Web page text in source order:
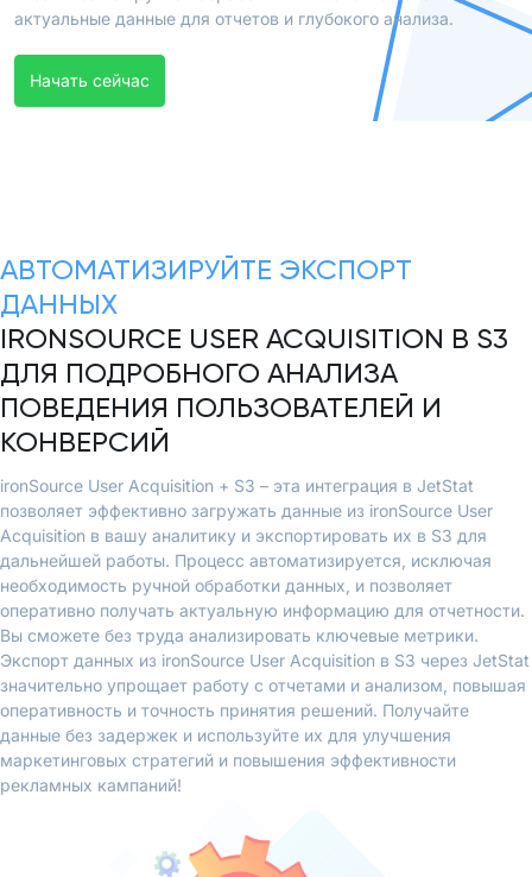
актуальные данные для отчетов и глубокого анализа.
Начать сейчас
АВТОМАТИЗИРУЙТЕ ЭКСПОРТ
ДАННЫХ
IRONSOURCE USER ACQUISITION В S3
ДЛЯ ПОДРОБНОГО АНАЛИЗА
ПОВЕДЕНИЯ ПОЛЬЗОВАТЕЛЕЙ И
КОНВЕРСИЙ
ironSource User Acquisition + S3 – эта интеграция в JetStat
позволяет эффективно загружать данные из ironSource User
Acquisition в вашу аналитику и экспортировать их в S3 для
дальнейшей работы. Процесс автоматизируется, исключая
необходимость ручной обработки данных, и позволяет
оперативно получать актуальную информацию для отчетности.
Вы сможете без труда анализировать ключевые метрики.
Экспорт данных из ironSource User Acquisition в S3 через JetStat
значительно упрощает работу с отчетами и анализом, повышая
оперативность и точность принятия решений. Получайте
данные без задержек и используйте их для улучшения
маркетинговых стратегий и повышения эффективности
рекламных кампаний!